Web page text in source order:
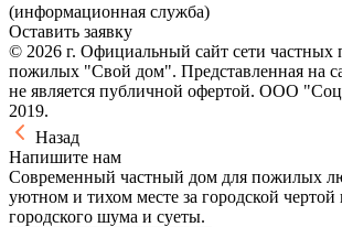
(информационная служба)
Оставить заявку
© 2026 г. Официальный сайт сети частных
пожилых "Свой дом". Представленная на
не является публичной офертой. ООО
2019.
Назад
Напишите нам
Современный частный дом для пожилых
уютном и тихом месте за городской чертой
городского шума и суеты.